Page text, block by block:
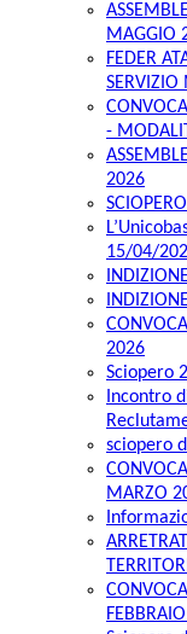
MAGGIO
FEDER
SERVIZIO
-
2026
15/04/
2026
Sciopero
Incontro
sciopero
MARZO